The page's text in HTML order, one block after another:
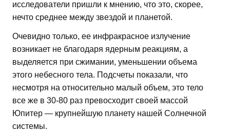
исследователи пришли к мнению, что это, скорее,
нечто среднее между звездой и планетой.
Очевидно только, ее инфракрасное излучение
возникает не благодаря ядерным реакциям, а
выделяется при сжимании, уменьшении объема
этого небесного тела. Подсчеты показали, что
несмотря на относительно малый объем, это тело
все же в 30-80 раз превосходит своей массой
Юпитер — крупнейшую планету нашей Солнечной
системы.